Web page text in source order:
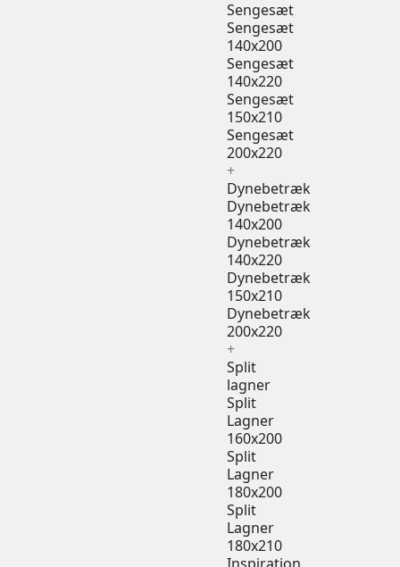
Sengesæt
Sengesæt
140x200
Sengesæt
140x220
Sengesæt
150x210
Sengesæt
200x220
+
Dynebetræk
Dynebetræk
140x200
Dynebetræk
140x220
Dynebetræk
150x210
Dynebetræk
200x220
+
Split
lagner
Split
Lagner
160x200
Split
Lagner
180x200
Split
Lagner
180x210